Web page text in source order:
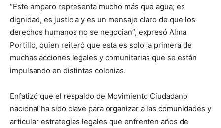
“Este amparo representa mucho más que agua; es
dignidad, es justicia y es un mensaje claro de que los
derechos humanos no se negocian”, expresó Alma
Portillo, quien reiteró que esta es solo la primera de
muchas acciones legales y comunitarias que se están
impulsando en distintas colonias.
Enfatizó que el respaldo de Movimiento Ciudadano
nacional ha sido clave para organizar a las comunidades y
articular estrategias legales que enfrenten años de